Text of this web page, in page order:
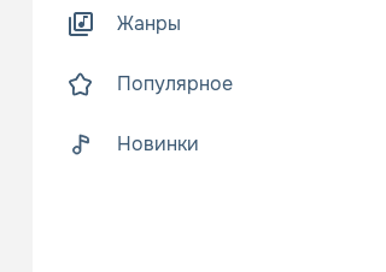
Жанры
Популярное
Новинки